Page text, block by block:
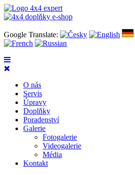
Google Translate:
O nás
Servis
Úpravy
Doplňky
Poradenství
Galerie
Fotogalerie
Videogalerie
Média
Kontakt